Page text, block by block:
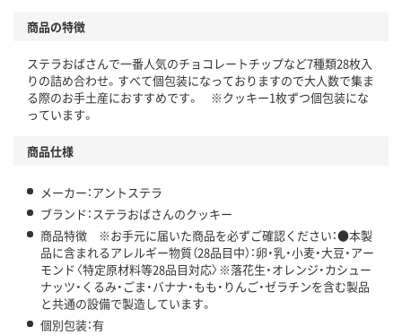
商品の特徴
ステラおばさんで一番人気のチョコレートチップなど7種類28枚入
りの詰め合わせ。すべて個包装になっておりますので大人数で集ま
る際のお手土産におすすめです。 ※クッキー1枚ずつ個包装にな
っています。
商品仕様
メーカー：アントステラ
ブランド：ステラおばさんのクッキー
商品特徴 ※お手元に届いた商品を必ずご確認ください：●本製
品に含まれるアレルギー物質（28品目中）：卵・乳・小麦・大豆・アー
モンド〈特定原材料等28品目対応〉※落花生・オレンジ・カシュー
ナッツ・くるみ・ごま・バナナ・もも・りんご・ゼラチンを含む製品
と共通の設備で製造しています。
個別包装：有